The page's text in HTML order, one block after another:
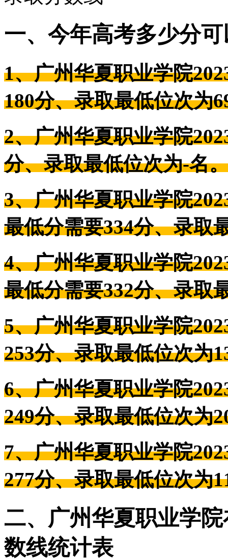
一、今年高考多少分
1、广州华夏职业学院
180分、录取最低位次为
2、广州华夏职业学院
分、录取最低位次为-名
3、广州华夏职业学院
最低分需要334分、录取
4、广州华夏职业学院
最低分需要332分、录取
5、广州华夏职业学院
253分、录取最低位次为
6、广州华夏职业学院
249分、录取最低位次为
7、广州华夏职业学院
277分、录取最低位次为
二、广州华夏职业学
数线统计表